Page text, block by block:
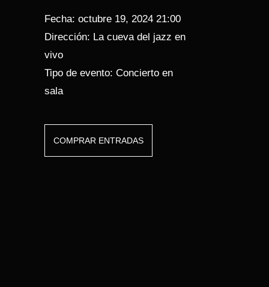
Fecha: octubre 19, 2024 21:00
Dirección: La cueva del jazz en
vivo
Tipo de evento: Concierto en
sala
COMPRAR ENTRADAS